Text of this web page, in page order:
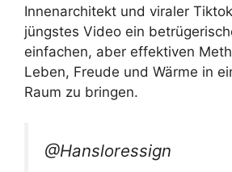
Innenarchitekt und viraler
jüngstes Video ein
einfachen, aber effektiven
Leben, Freude und Wärme in
Raum zu bringen.
@Hansloressign